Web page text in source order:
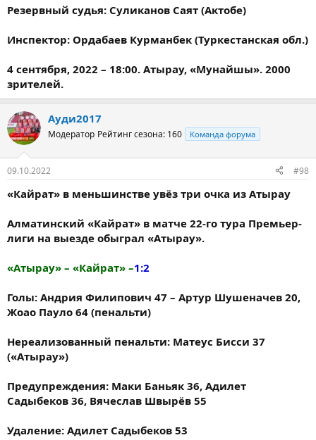
Резервный судья: Суликанов Саят (Актобе)
Инспектор: Ордабаев Курманбек (Туркестанская обл.)
4 сентября, 2022 – 18:00. Атырау, «Мунайшы». 2000
зрителей.
Ауди2017
Модератор Рейтинг сезона: 160 Команда форума
09.10.2022 #98
«Кайрат» в меньшинстве увёз три очка из Атырау
Алматинский «Кайрат» в матче 22-го тура Премьер-
лиги на выезде обыграл «Атырау».
«Атырау» – «Кайрат» –1:2
Голы: Андрия Филипович 47 – Артур Шушеначев 20,
Жоао Пауло 64 (пенальти)
Нереализованный пенальти: Матеус Бисси 37
(«Атырау»)
Предупреждения: Маки Баньяк 36, Адилет
Садыбеков 36, Вячеслав Швырёв 55
Удаление: Адилет Садыбеков 53